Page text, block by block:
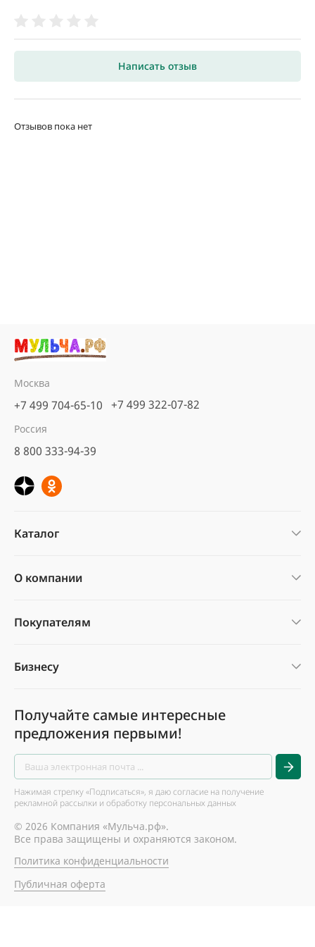
Написать отзыв
Отзывов пока нет
Москва
+7 499 704-65-10 +7 499 322-07-82
Россия
8 800 333-94-39
Каталог
О компании
Покупателям
Бизнесу
Получайте самые интересные
предложения первыми!
Нажимая стрелку «Подписаться», я даю согласие на получение
рекламной рассылки и обработку персональных данных
© 2026 Компания «Мульча.рф».
Все права защищены и охраняются законом.
Политика конфиденциальности
Публичная оферта